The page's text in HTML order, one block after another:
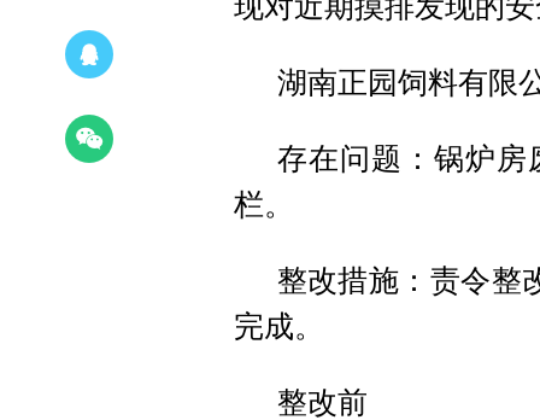
现对近期摸排发现的
湖南正园饲料有限
存在问题：锅炉房
栏。
整改措施：责令整
完成。
整改前